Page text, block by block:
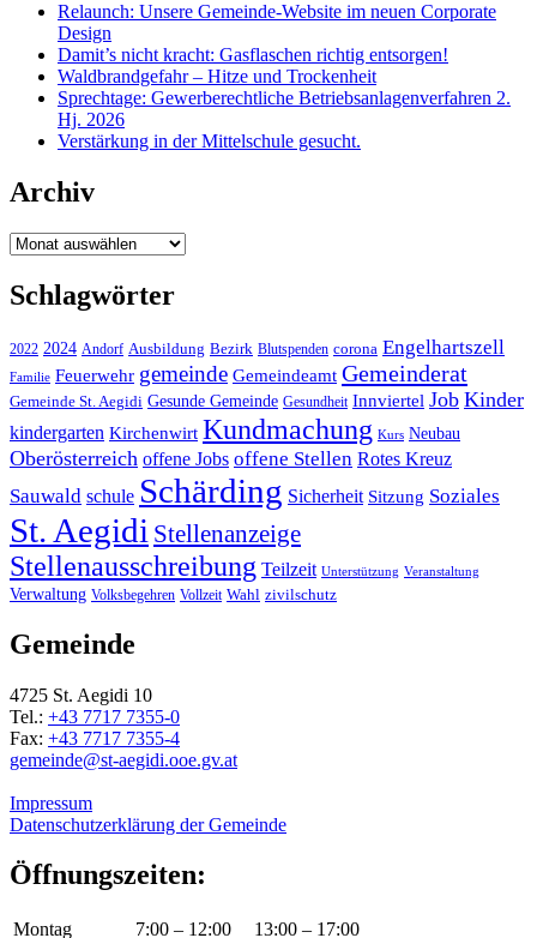
Relaunch: Unsere Gemeinde-Website im neuen Corporate
Design
Damit’s nicht kracht: Gasflaschen richtig entsorgen!
Waldbrandgefahr – Hitze und Trockenheit
Sprechtage: Gewerberechtliche Betriebsanlagenverfahren 2.
Hj. 2026
Verstärkung in der Mittelschule gesucht.
Archiv
Archiv
Schlagwörter
2022 2024 Andorf Ausbildung Bezirk Blutspenden corona Engelhartszell
Familie Feuerwehr gemeinde Gemeindeamt Gemeinderat
Gemeinde St. Aegidi Gesunde Gemeinde Gesundheit Innviertel Job Kinder
kindergarten Kirchenwirt Kundmachung Kurs Neubau
Oberösterreich offene Jobs offene Stellen Rotes Kreuz
Sauwald schule Schärding Sicherheit Sitzung Soziales
St. Aegidi Stellenanzeige
Stellenausschreibung Teilzeit Unterstützung Veranstaltung
Verwaltung Volksbegehren Vollzeit Wahl zivilschutz
Gemeinde
4725 St. Aegidi 10
Tel.: +43 7717 7355-0
Fax: +43 7717 7355-4
gemeinde@st-aegidi.ooe.gv.at
Impressum
Datenschutzerklärung der Gemeinde
Öffnungszeiten:
Montag 7:00 – 12:00 13:00 – 17:00